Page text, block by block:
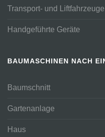
Transport- und Liftfahrzeuge
Handgeführte Geräte
BAUMASCHINEN NACH
Baumschnitt
Gartenanlage
Haus